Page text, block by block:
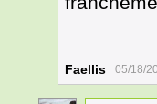
Faellis 05/18/